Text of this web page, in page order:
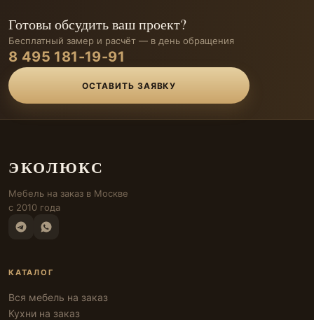
Готовы обсудить ваш проект?
Бесплатный замер и расчёт — в день обращения
8 495 181-19-91
ОСТАВИТЬ ЗАЯВКУ
ЭКОЛЮКС
Мебель на заказ в Москве
с 2010 года
КАТАЛОГ
Вся мебель на заказ
Кухни на заказ